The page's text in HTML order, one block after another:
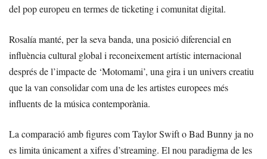
del pop europeu en termes de ticketing i comunitat digital.
Rosalía manté, per la seva banda, una posició diferencial en
influència cultural global i reconeixement artístic internacional
després de l’impacte de ‘Motomami’, una gira i un univers creatiu
que la van consolidar com una de les artistes europees més
influents de la música contemporània.
La comparació amb figures com Taylor Swift o Bad Bunny ja no
es limita únicament a xifres d’streaming. El nou paradigma de les